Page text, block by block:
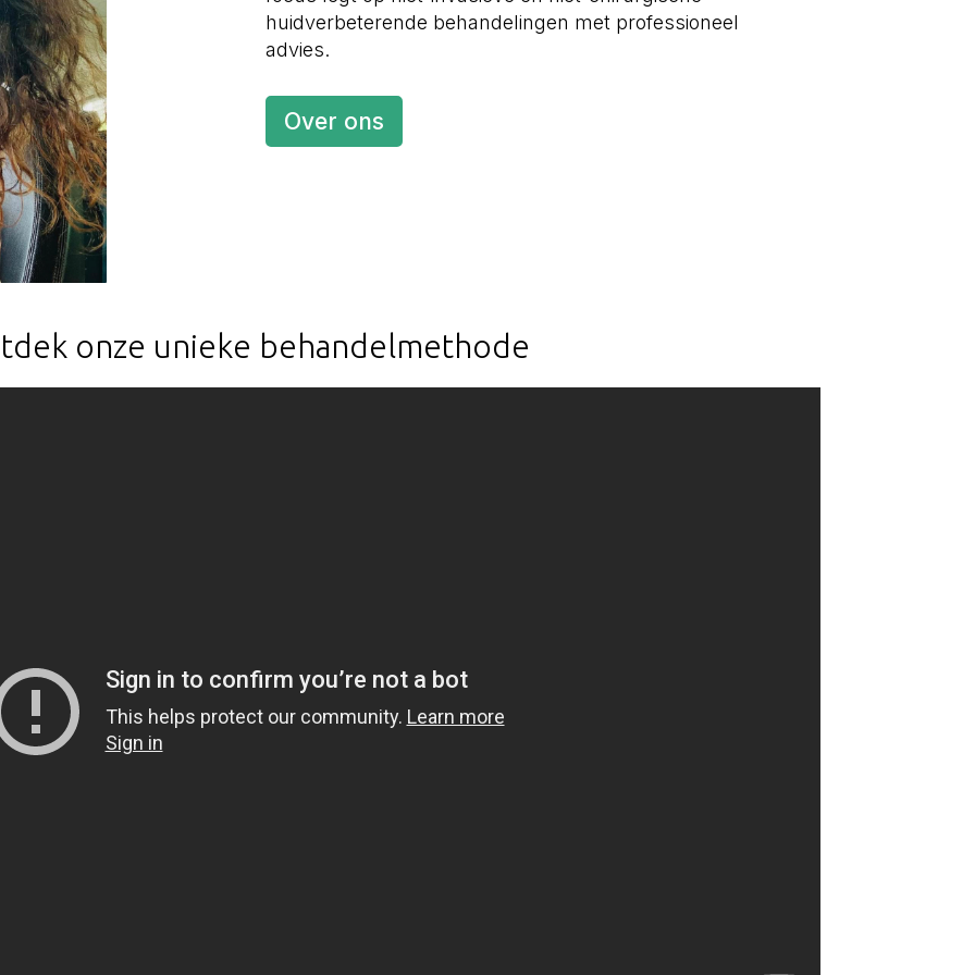
huidverbeterende behandelingen met professioneel
advies.
Over ons
onze unieke behandelmethode